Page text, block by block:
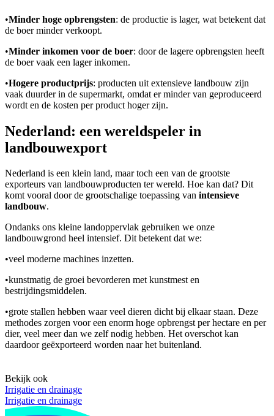
•Minder hoge opbrengsten: de productie is lager, wat betekent dat
de boer minder verkoopt.
•Minder inkomen voor de boer: door de lagere opbrengsten heeft
de boer vaak een lager inkomen.
•Hogere productprijs: producten uit extensieve landbouw zijn
vaak duurder in de supermarkt, omdat er minder van geproduceerd
wordt en de kosten per product hoger zijn.
Nederland: een wereldspeler in
landbouwexport
Nederland is een klein land, maar toch een van de grootste
exporteurs van landbouwproducten ter wereld. Hoe kan dat? Dit
komt vooral door de grootschalige toepassing van intensieve
landbouw.
Ondanks ons kleine landoppervlak gebruiken we onze
landbouwgrond heel intensief. Dit betekent dat we:
•veel moderne machines inzetten.
•kunstmatig de groei bevorderen met kunstmest en
bestrijdingsmiddelen.
•grote stallen hebben waar veel dieren dicht bij elkaar staan. Deze
methodes zorgen voor een enorm hoge opbrengst per hectare en per
dier, veel meer dan we zelf nodig hebben. Het overschot kan
daardoor geëxporteerd worden naar het buitenland.
Bekijk ook
Irrigatie en drainage
Irrigatie en drainage